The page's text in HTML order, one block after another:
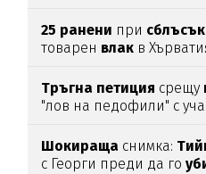
25 ранени при сблъсък
товарен влак в
Тръгна петиция срещу
"лов на педофили" с
Шокираща снимка:
с Георги преди да го